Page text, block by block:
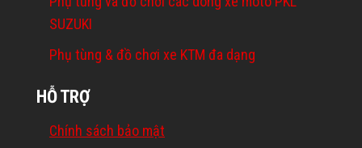
SUZUKI
Phụ tùng & đồ chơi xe KTM đa dạng
HỖ TRỢ
Chính sách bảo mật